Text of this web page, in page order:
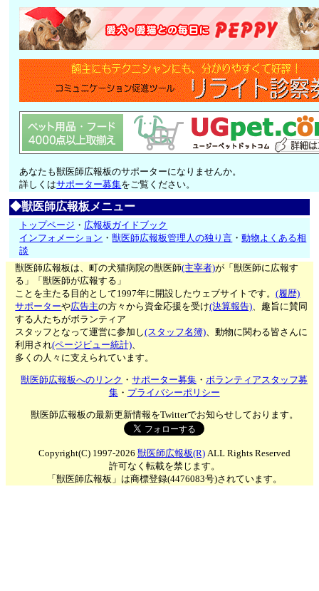
あなたも獣医師広報板のサポーターになりませんか。
詳しくはサポーター募集をご覧ください。
◆獣医師広報板メニュー
トップページ ・ 広報板ガイドブック
インフォメーション ・獣医師広報板管理人の独り言 ・動物よくある相
談
獣医師広報板は、町の犬猫病院の獣医師(主宰者)が「獣医師に広報す
る」「獣医師が広報する」
ことを主たる目的として1997年に開設したウェブサイトです。(履歴)
サポーターや広告主の方々から資金応援を受け(決算報告)、趣旨に賛同
する人たちがボランティア
スタッフとなって運営に参加し(スタッフ名簿)、動物に関わる皆さんに
利用され(ページビュー統計)、
多くの人々に支えられています。
獣医師広報板へのリンク ・サポーター募集 ・ボランティアスタッフ募
集・ プライバシーポリシー
獣医師広報板の最新更新情報をTwitterでお知らせしております。
Copyright(C) 1997-2026 獣医師広報板(R)ALL Rights Reserved
許可なく転載を禁じます。
「獣医師広報板」は商標登録(4476083号)されています。